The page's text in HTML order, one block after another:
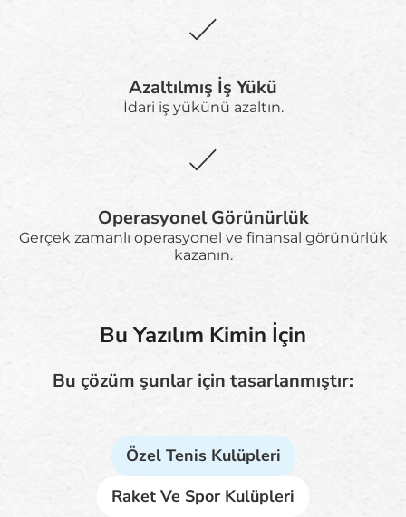
Azaltılmış İş Yükü
İdari iş yükünü azaltın.
Operasyonel Görünürlük
Gerçek zamanlı operasyonel ve finansal görünürlük
kazanın.
Bu Yazılım Kimin İçin
Bu çözüm şunlar için tasarlanmıştır:
Özel Tenis Kulüpleri
Raket Ve Spor Kulüpleri